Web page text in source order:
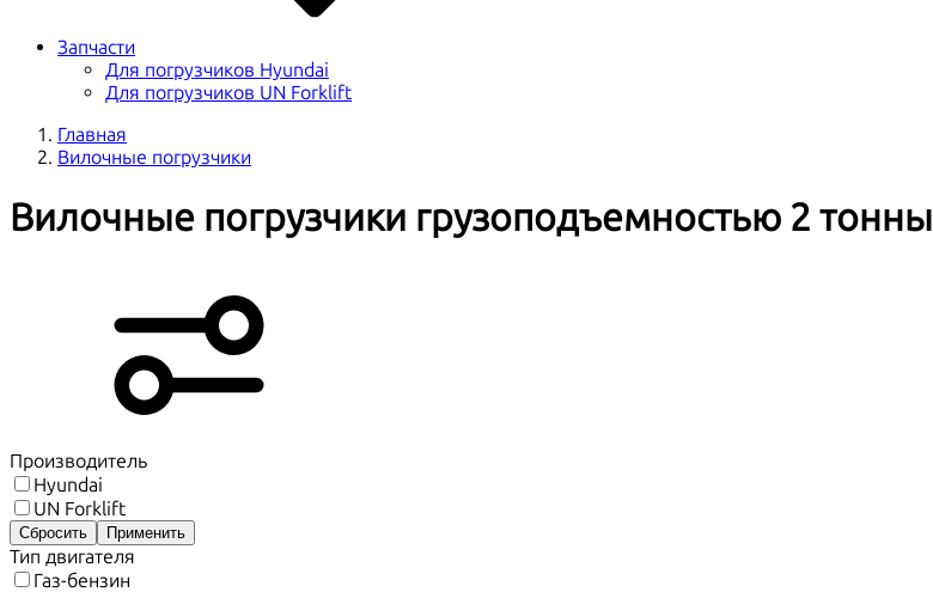
Запчасти
Для погрузчиков Hyundai
Для погрузчиков UN Forklift
Главная
Вилочные погрузчики
Вилочные погрузчики грузоподъемностью 2 тонны
Производитель
Hyundai
UN Forklift
Сбросить Применить
Тип двигателя
Газ-бензин